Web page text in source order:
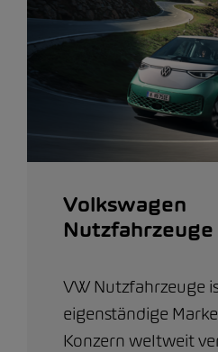
Volkswagen
Nutzfahrzeuge
VW Nutzfahrzeuge
eigenständige
Konzern weltweit